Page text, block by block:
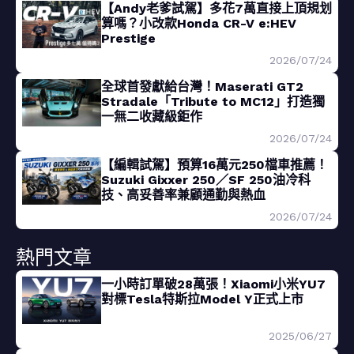
【Andy老爹試駕】多花7萬直接上頂規划
算嗎？小改款Honda CR-V e:HEV
Prestige
2026/07/24
全球首發獻給台灣！Maserati GT2
Stradale「Tribute to MC12」打造獨
一無二收藏級鉅作
2026/07/24
【編輯試駕】預算16萬元250檔車推薦！
Suzuki Gixxer 250／SF 250油冷科
技、高妥善率兼顧通勤與熱血
2026/07/24
熱門文章
一小時訂單破28萬張！Xiaomi小米YU7
對標Tesla特斯拉Model Y正式上市
2025/06/27